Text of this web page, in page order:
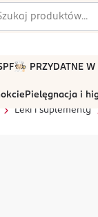
🧑🏻‍🍳 PRZYDATNE
Pielęgnacja i
Leki i suplementy